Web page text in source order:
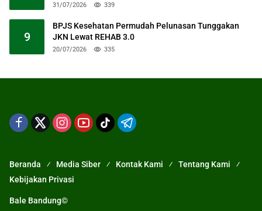
31/07/2026 339
9
BPJS Kesehatan Permudah Pelunasan Tunggakan
JKN Lewat REHAB 3.0
20/07/2026 335
Beranda Media Siber Kontak Kami
Tentang Kami
Kebijakan Privasi
Bale Bandung©